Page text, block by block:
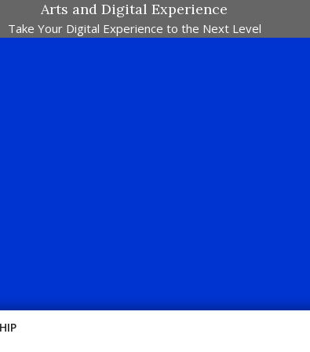
Arts and Digital Experience
Take Your Digital Experience to the Next Level
Pertandingan Dalam Satu Laman. Pick Your Passion !!